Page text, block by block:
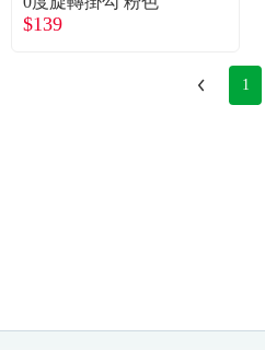
$139
1